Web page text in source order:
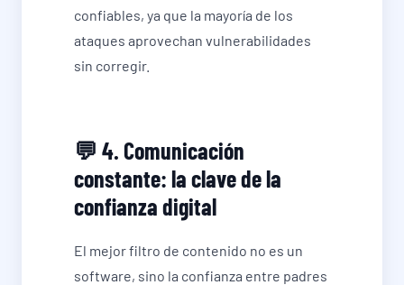
confiables, ya que la mayoría de los
ataques aprovechan vulnerabilidades
sin corregir.
💬 4. Comunicación
constante: la clave de la
confianza digital
El mejor filtro de contenido no es un
software, sino la confianza entre padres